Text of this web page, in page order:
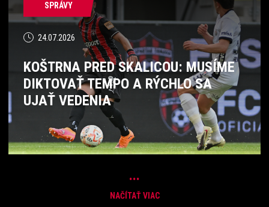
SPRÁVY
24.07.2026
KOŠTRNA PRED SKALICOU: MUSÍME
DIKTOVAŤ TEMPO A RÝCHLO SA
UJAŤ VEDENIA
...
NAČÍTAŤ VIAC